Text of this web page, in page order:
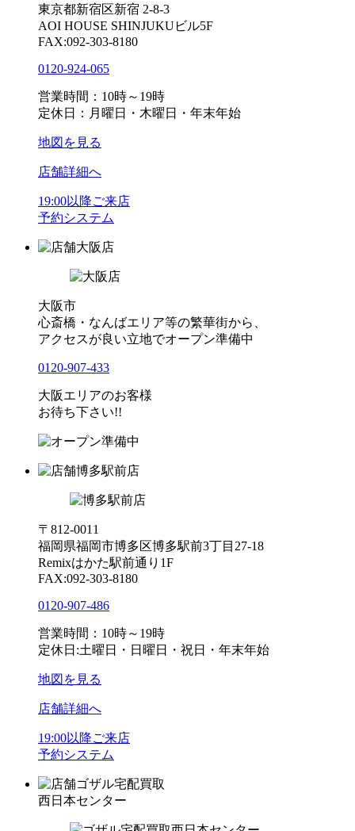
東京都新宿区新宿 2-8-3
AOI HOUSE SHINJUKUビル5F
FAX:092-303-8180
0120-924-065
営業時間：10時～19時
定休日：月曜日・木曜日・年末年始
地図を見る
店舗詳細へ
19:00以降ご来店
予約システム
大阪店
大阪市
心斎橋・なんばエリア等の繁華街から、
アクセスが良い立地でオープン準備中
0120-907-433
大阪エリアのお客様
お待ち下さい!!
博多駅前店
〒812-0011
福岡県福岡市博多区博多駅前3丁目27-18
Remixはかた駅前通り1F
FAX:092-303-8180
0120-907-486
営業時間：10時～19時
定休日:土曜日・日曜日・祝日・年末年始
地図を見る
店舗詳細へ
19:00以降ご来店
予約システム
ゴザル宅配買取
西日本センター